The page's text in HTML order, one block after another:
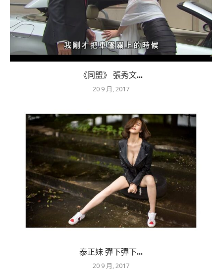
《同盟》 張秀文...
20 9 月, 2017
泰正妹 彈下彈下...
20 9 月, 2017